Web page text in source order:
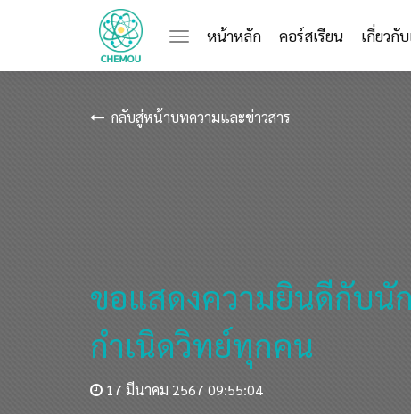
หน้าหลัก(current)
คอร์สเรียน เกี่ยวกับ
กลับสู่หน้าบทความและข่าวสาร
ขอแสดงความยินดีกับนั
กำเนิดวิทย์ทุกคน
17 มีนาคม 2567 09:55:04